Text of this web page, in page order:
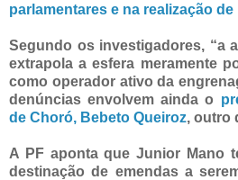
parlamentares e na realização
Segundo os investigadores, “a
extrapola a esfera meramente
como operador ativo da
denúncias envolvem ainda o
de Choró, Bebeto Queiroz, outro
A PF aponta que Junior Mano
destinação de emendas a